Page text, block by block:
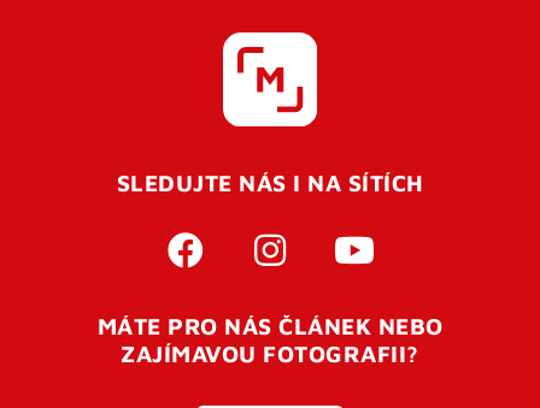
SLEDUJTE NÁS I NA SÍTÍCH
MÁTE PRO NÁS ČLÁNEK NEBO
ZAJÍMAVOU FOTOGRAFII?